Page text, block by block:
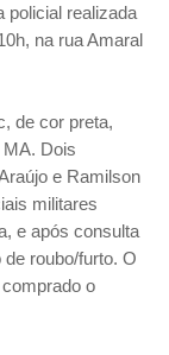
policial realizada
na rua Amaral
de cor preta,
Dois
e Ramilson
militares
e após consulta
roubo/furto. O
o